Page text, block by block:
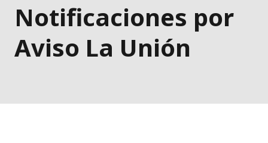
Notificaciones por
Aviso La Unión